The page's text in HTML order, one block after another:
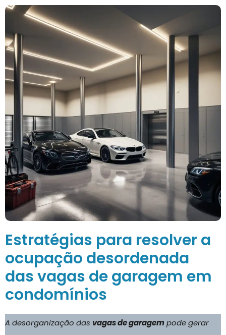
Estratégias para resolver a
ocupação desordenada
das vagas de garagem em
condomínios
A desorganização das vagas de garagempode gerar